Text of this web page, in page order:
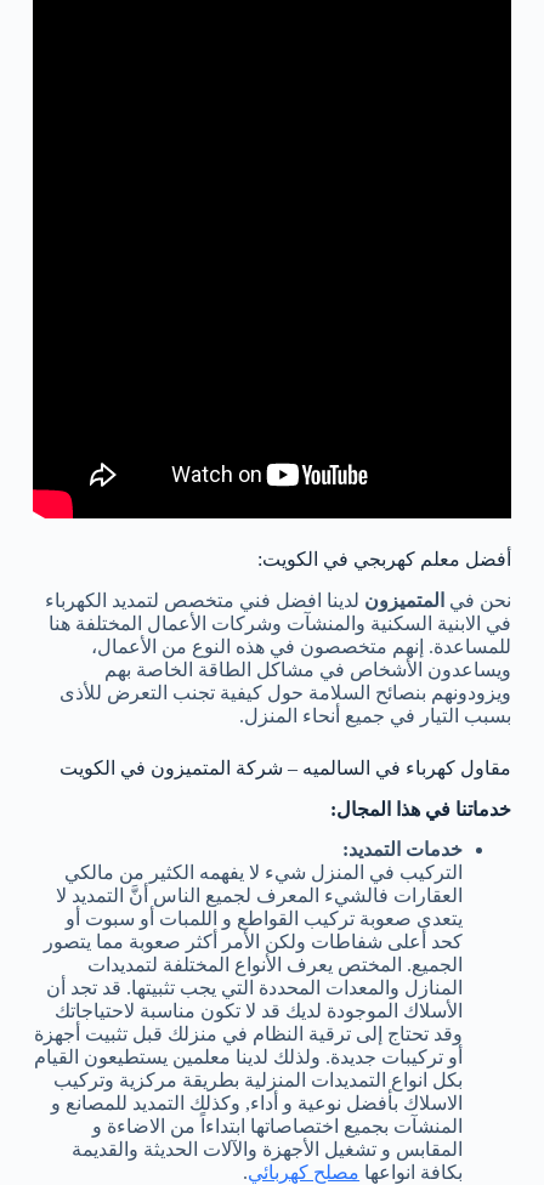
أفضل معلم كهربجي في الكويت:
نحن في المتميزون لدينا افضل فني متخصص لتمديد الكهرباء
في الابنية السكنية والمنشآت وشركات الأعمال المختلفة هنا
للمساعدة. إنهم متخصصون في هذه النوع من الأعمال،
ويساعدون الأشخاص في مشاكل الطاقة الخاصة بهم
ويزودونهم بنصائح السلامة حول كيفية تجنب التعرض للأذى
بسبب التيار في جميع أنحاء المنزل.
مقاول كهرباء في السالميه – شركة المتميزون في الكويت
خدماتنا في هذا المجال:
خدمات التمديد:
التركيب في المنزل شيء لا يفهمه الكثير من مالكي
العقارات فالشيء المعرف لجميع الناس أنَّ التمديد لا
يتعدى صعوبة تركيب القواطع و اللمبات أو سبوت أو
كحد أعلى شفاطات ولكن الأمر أكثر صعوبة مما يتصور
الجميع. المختص يعرف الأنواع المختلفة لتمديدات
المنازل والمعدات المحددة التي يجب تثبيتها. قد تجد أن
الأسلاك الموجودة لديك قد لا تكون مناسبة لاحتياجاتك
وقد تحتاج إلى ترقية النظام في منزلك قبل تثبيت أجهزة
أو تركيبات جديدة. ولذلك لدينا معلمين يستطيعون القيام
بكل انواع التمديدات المنزلية بطريقة مركزية وتركيب
الاسلاك بأفضل نوعية و أداء, وكذلك التمديد للمصانع و
المنشآت بجميع اختصاصاتها ابتداءاً من الاضاءة و
المقابس و تشغيل الأجهزة والآلات الحديثة والقديمة
بكافة انواعها مصلح كهربائي.